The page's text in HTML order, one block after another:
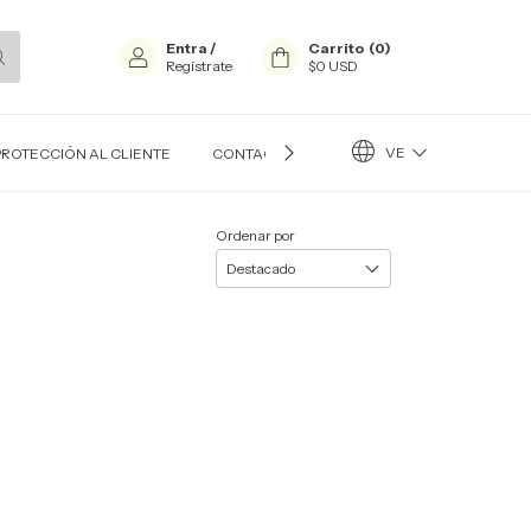
Entra /
Regístrate
Carrito (0)
$0 USD
AL CLIENTE CONTACTO BLOG VE
Ordenar por